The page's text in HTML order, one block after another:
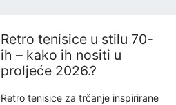
Retro tenisice u stilu 70-
ih – kako ih nositi u
proljeće 2026.?
Retro tenisice za trčanje inspirirane